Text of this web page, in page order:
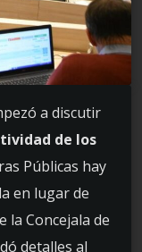
a discutir
de los
Públicas hay
en lugar de
la Concejala de
detalles al